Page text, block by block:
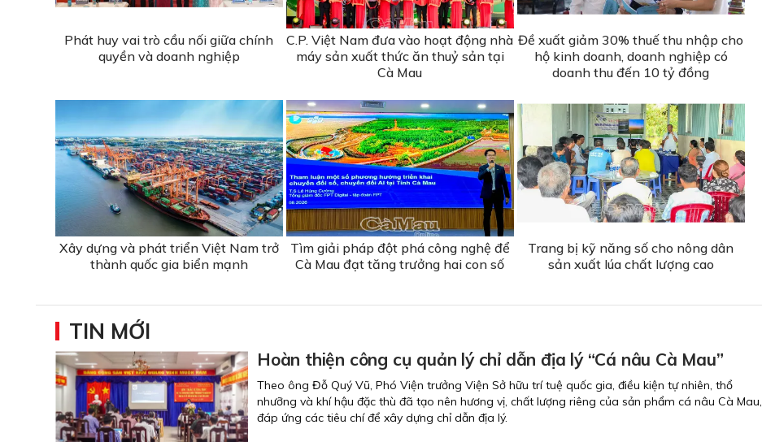
Phát huy vai trò cầu nối giữa chính
quyền và doanh nghiệp
C.P. Việt Nam đưa vào hoạt động nhà
máy sản xuất thức ăn thuỷ sản tại
Cà Mau
Đề xuất giảm 30% thuế thu nhập cho
hộ kinh doanh, doanh nghiệp có
doanh thu đến 10 tỷ đồng
Xây dựng và phát triển Việt Nam trở
thành quốc gia biển mạnh
Tìm giải pháp đột phá công nghệ để
Cà Mau đạt tăng trưởng hai con số
Trang bị kỹ năng số cho nông dân
sản xuất lúa chất lượng cao
TIN MỚI
Hoàn thiện công cụ quản lý chỉ dẫn địa lý “Cá nâu Cà Mau”
Theo ông Đỗ Quý Vũ, Phó Viện trưởng Viện Sở hữu trí tuệ quốc gia, điều kiện tự nhiên, thổ
nhưỡng và khí hậu đặc thù đã tạo nên hương vị, chất lượng riêng của sản phẩm cá nâu Cà Mau,
đáp ứng các tiêu chí để xây dựng chỉ dẫn địa lý.